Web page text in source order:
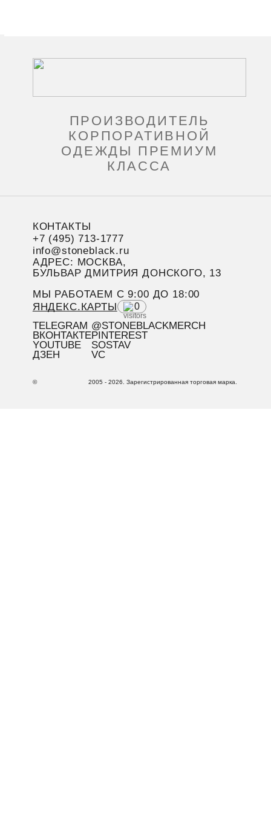
ПРОИЗВОДИТЕЛЬ
КОРПОРАТИВНОЙ
ОДЕЖДЫ ПРЕМИУМ
КЛАССА
КОНТАКТЫ
+7 (495) 713-1777
info@stoneblack.ru
АДРЕС: МОСКВА,
БУЛЬВАР ДМИТРИЯ ДОНСКОГО, 13
МЫ РАБОТАЕМ C 9:00 ДО 18:00
ЯНДЕКС.КАРТЫ
0
TELEGRAM
ВКОНТАКТЕ
YOUTUBE
ДЗЕН
@STONEBLACKMERCH
PINTEREST
SOSTAV
VC
© 2005 - 2026. Зарегистрированная торговая марка.